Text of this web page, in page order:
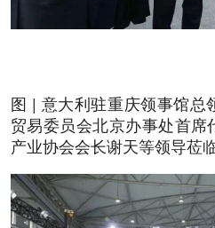
图 | 意大利驻重庆领事馆总
贸易委员会北京办事处首
产业协会会长谢天等领导莅